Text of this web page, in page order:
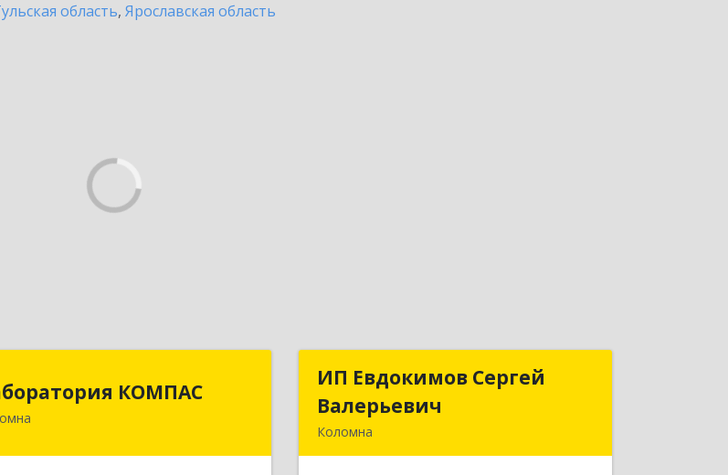
область, Ярославская область
КОМПАС
Московская обл, Коломна г,
ИП Евдокимов Сергей
Валерьевич
Коломна
ИП Евдокимов Сергей